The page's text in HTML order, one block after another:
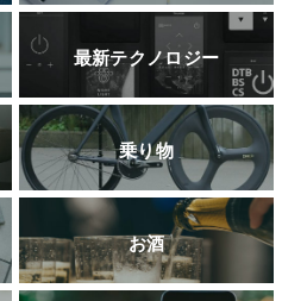
最新テクノロジー
乗り物
お酒